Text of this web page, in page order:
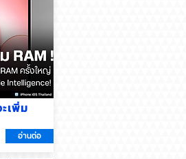
เพิ่ม
อ่านต่อ